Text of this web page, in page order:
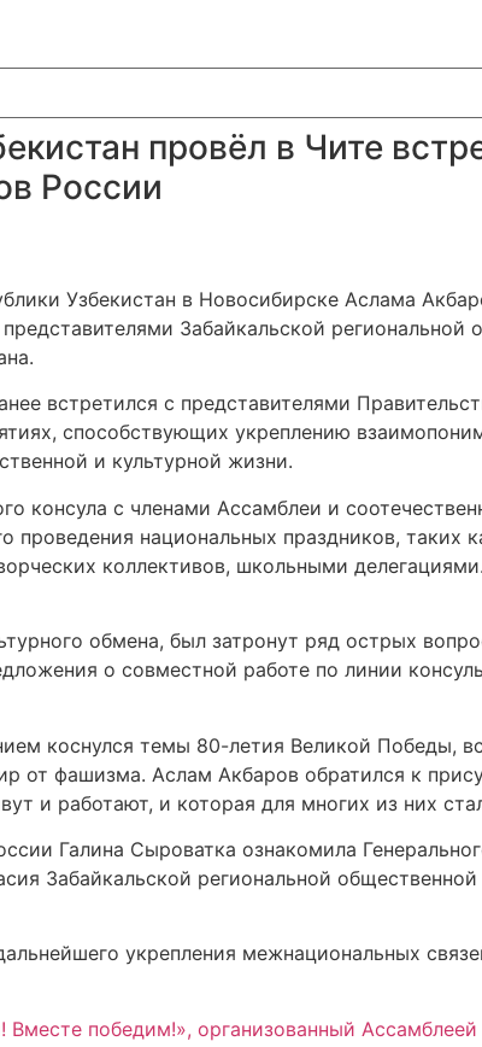
провёл в Чите
России
Узбекистан в Новосибирске Аслама
Забайкальской
встретился с представителями
способствующих укреплению
и культурной жизни.
консула с членами Ассамблеи и
проведения национальных праздников, таких
коллективов, школьными
обмена, был затронут ряд острых
о совместной работе по линии
коснулся темы 80-летия Великой Победы,
от фашизма. Аслам Акбаров обратился к
и работают, и которая для многих из них
Галина Сыроватка ознакомила
Забайкальской региональной
укрепления межнациональных
победим!», организованный